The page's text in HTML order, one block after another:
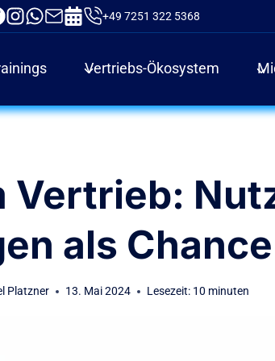
+49 7251 322 5368
Vertriebs-Ökosystem
Vertrieb:
als
Platzner 13. Mai 2024 Lesezeit: 10 minuten